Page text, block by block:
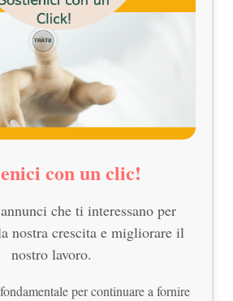
con un clic!
che ti interessano per
nostra crescita e migliorare il
nostro lavoro.
per continuare a fornire